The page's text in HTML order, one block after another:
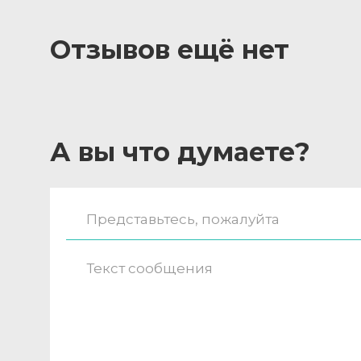
Отзывов ещё нет
А вы что думаете?